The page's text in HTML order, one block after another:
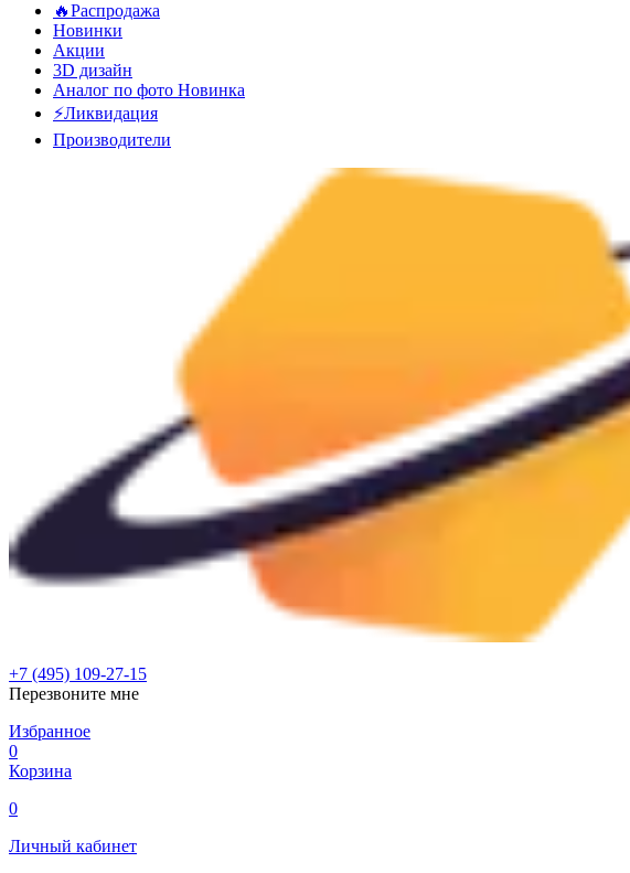
🔥Распродажа
Новинки
Акции
3D дизайн
Аналог по фото Новинка
⚡Ликвидация
Производители
+7 (495) 109-27-15
Перезвоните мне
Избранное
0
Корзина
0
Личный кабинет